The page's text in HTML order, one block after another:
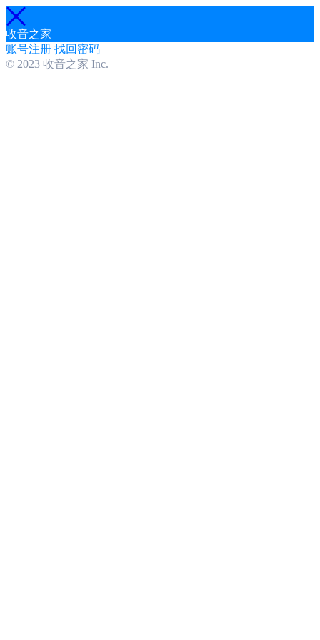
收音之家
账号注册 找回密码
© 2023 收音之家 Inc.